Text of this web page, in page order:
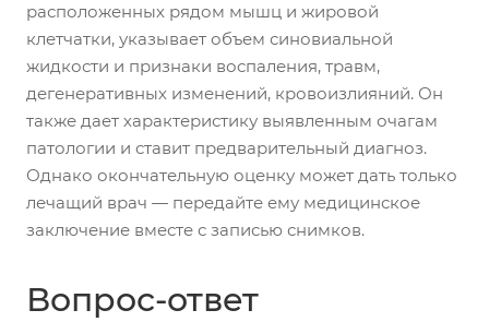
расположенных рядом мышц и жировой
клетчатки, указывает объем синовиальной
жидкости и признаки воспаления, травм,
дегенеративных изменений, кровоизлияний. Он
также дает характеристику выявленным очагам
патологии и ставит предварительный диагноз.
Однако окончательную оценку может дать только
лечащий врач — передайте ему медицинское
заключение вместе с записью снимков.
Вопрос-ответ